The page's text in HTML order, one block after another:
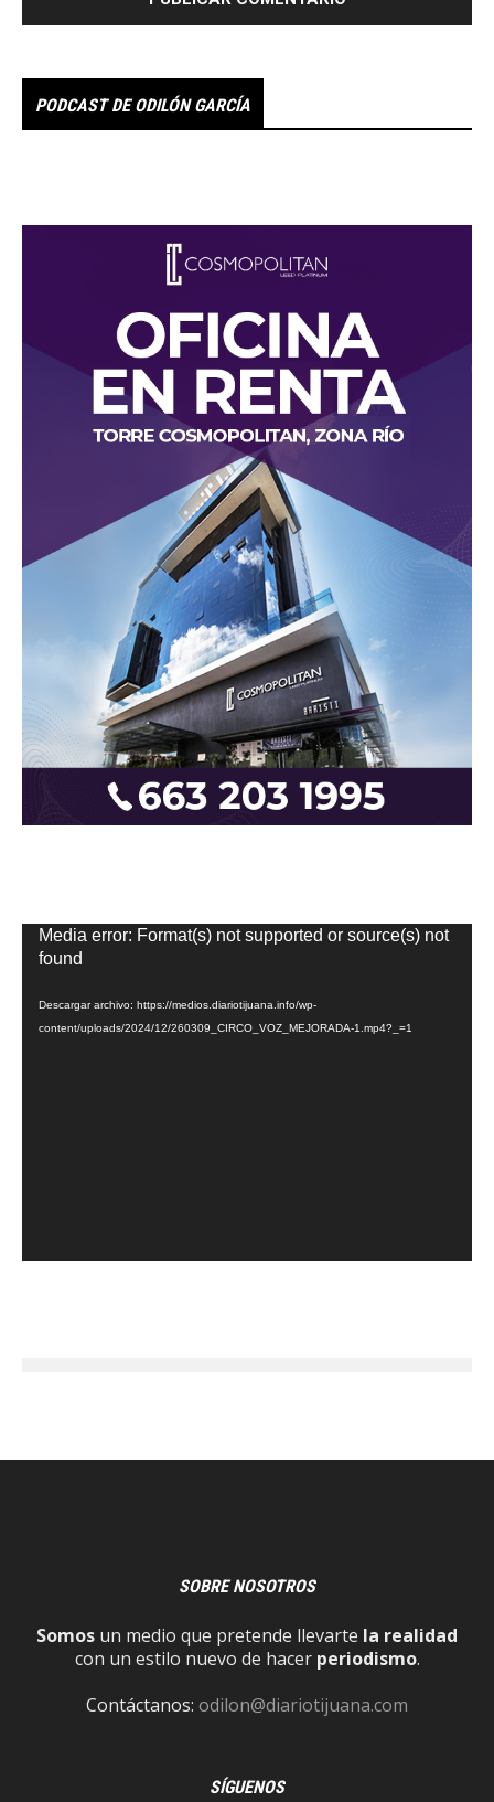
PODCAST DE ODILÓN GARCÍA
Reproductor
de
Media error: Format(s) not supported or source(s) not
found
Descargar archivo: https://medios.diariotijuana.info/wp-
content/uploads/2024/12/260309_CIRCO_VOZ_MEJORADA-1.mp4?_=1
SOBRE NOSOTROS
Somos un medio que pretende llevarte la realidad
con un estilo nuevo de hacer periodismo.
Contáctanos: odilon@diariotijuana.com
SÍGUENOS